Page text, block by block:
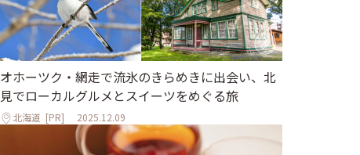
オホーツク・網走で流氷のきらめきに出会い、北
見でローカルグルメとスイーツをめぐる旅
北海道 [PR] 2025.12.09